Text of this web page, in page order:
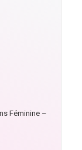
Féminine –